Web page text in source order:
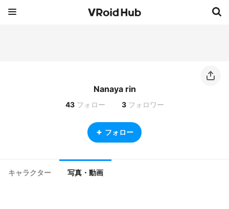
Nanaya rin
43 フォロー 3 フォロワー
フォロー
キャラクター 写真・動画